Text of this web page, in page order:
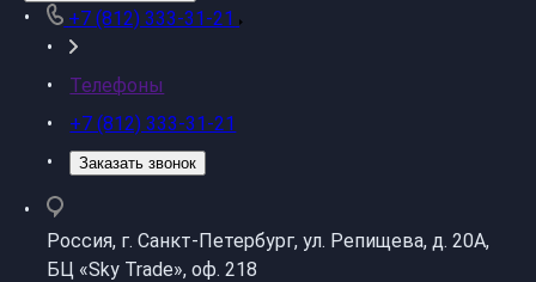
+7 (812) 333-31-21
Телефоны
+7 (812) 333-31-21
Заказать звонок
Россия, г. Санкт-Петербург, ул. Репищева, д. 20А,
БЦ «Sky Trade», оф. 218